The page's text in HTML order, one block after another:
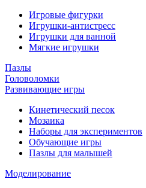
Игровые фигурки
Игрушки-антистресс
Игрушки для ванной
Мягкие игрушки
Пазлы
Головоломки
Развивающие игры
Кинетический песок
Мозаика
Наборы для экспериментов
Обучающие игры
Пазлы для малышей
Моделирование